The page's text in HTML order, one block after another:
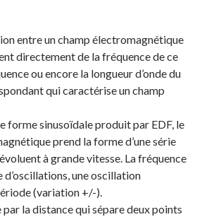
entre un champ électromagnétique
directement de la fréquence de ce
ou encore la longueur d’onde du
qui caractérise un champ
forme sinusoïdale produit par EDF, le
prend la forme d’une série
à grande vitesse. La fréquence
une oscillation
(variation +/-).
la distance qui sépare deux points